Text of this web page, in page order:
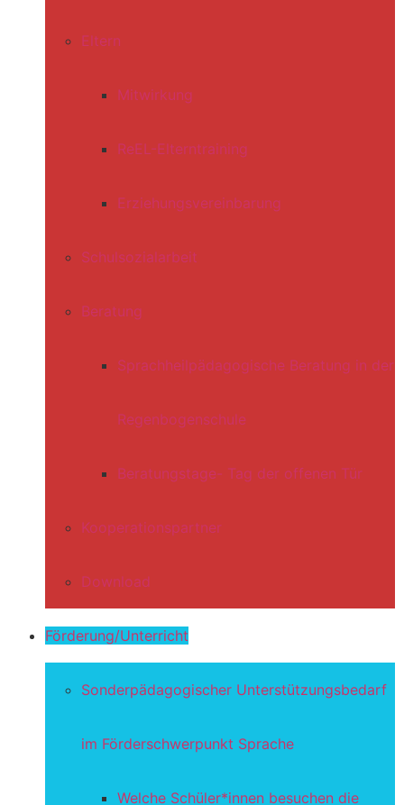
Eltern
Mitwirkung
ReEL-Elterntraining
Erziehungsvereinbarung
Schulsozialarbeit
Beratung
Sprachheilpädagogische Beratung in der
Regenbogenschule
Beratungstage- Tag der offenen Tür
Kooperationspartner
Download
Förderung/Unterricht
Sonderpädagogischer Unterstützungsbedarf
im Förderschwerpunkt Sprache
Welche Schüler*innen besuchen die